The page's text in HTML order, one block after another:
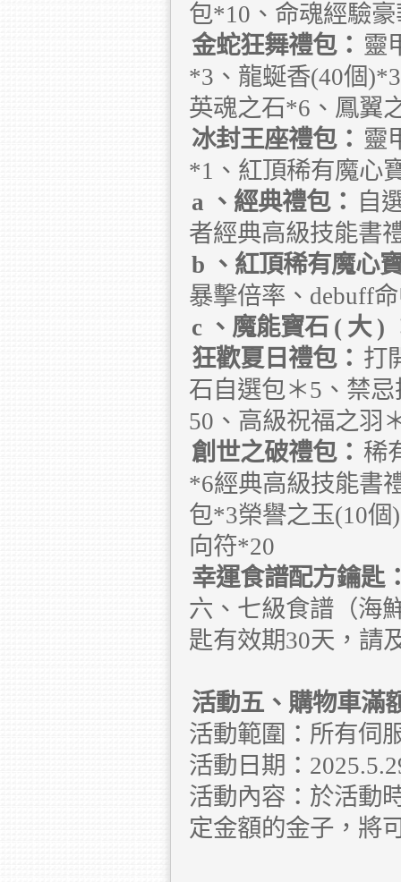
包*10、命魂經驗
金蛇狂舞禮包： 靈
*3、龍蜒香(40個
英魂之石*6、鳳翼
冰封王座禮包： 靈
*1、紅頂稀有魔心
a 、經典禮包：
自
者經典高級技能書
b 、紅頂稀有魔心
暴擊倍率、debuff
c 、魔能寶石 ( 大 )
狂歡夏日禮包： 打
石自選包＊5、禁
50、高級祝福之羽
創世之破禮包： 稀
*6經典高級技能書
包*3榮譽之玉(10
向符*20
幸運食譜配方鑰匙
六、七級食譜（海
匙有效期30天，請
活動五、購物車滿
活動範圍：所有伺
活動日期：
活動內容：於活動
定金額的金子，將